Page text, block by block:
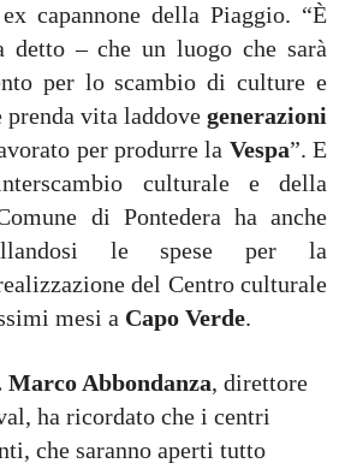
capannone della Piaggio. “È
detto – che un luogo che sarà
per lo scambio di culture e
vita laddove generazioni
per produrre la Vespa”. E
culturale e della
di Pontedera ha anche
le spese per la
del Centro culturale
mesi a Capo Verde.
Marco Abbondanza, direttore
ha ricordato che i centri
che saranno aperti tutto